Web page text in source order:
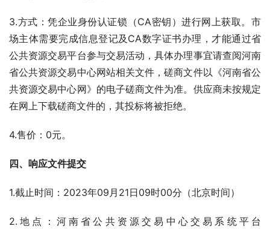
3.方式：凭企业身份认证锁（CA密钥）进行网上获取。市
场主体需要完成信息登记及CA数字证书办理，才能通过省
公共资源交易平台参与交易活动，具体办理事宜请查阅河南
省公共资源交易中心网站相关文件，磋商文件以《河南省公
共资源交易中心网》的电子磋商文件为准。供应商未按规定
在网上下载磋商文件的，其投标将被拒绝。
4.售价：0元。
四、响应文件提交
1.截止时间：2023年09月21日09时00分（北京时间）
2.地点：河南省公共资源交易中心交易系统平台